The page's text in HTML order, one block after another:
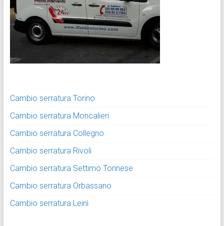
Cambio serratura Torino
Cambio serratura Moncalieri
Cambio serratura Collegno
Cambio serratura Rivoli
Cambio serratura Settimo Torinese
Cambio serratura Orbassano
Cambio serratura Leinì